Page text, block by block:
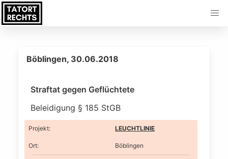
Böblingen, 30.06.2018
Straftat gegen Geflüchtete
Beleidigung § 185 StGB
Projekt: LEUCHTLINIE
Ort: Böblingen